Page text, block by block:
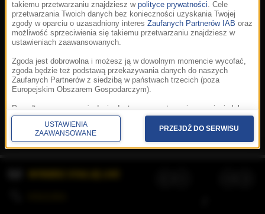
Korzystanie z portalu oznacza akceptację
Prywatność.Aplikacje.© 2026 Radio Muzyka
Fakty Grupa RMF sp. z o.o. sp. k.
takiemu przetwarzaniu znajdziesz w polityce prywatności. Cele
przetwarzania Twoich danych bez konieczności uzyskania Twojej
zgody w oparciu o uzasadniony interes Zaufanych Partnerów IAB oraz
możliwość sprzeciwienia się takiemu przetwarzaniu znajdziesz w
ustawieniach zaawansowanych.
Zgoda jest dobrowolna i możesz ją w dowolnym momencie wycofać,
zgoda będzie też podstawą przekazywania danych do naszych
Zaufanych Partnerów z siedzibą w państwach trzecich (poza
Europejskim Obszarem Gospodarczym).
Ponadto masz prawo żądania dostępu, sprostowania, usunięcia lub
ograniczenia przetwarzania danych, a także złożenia skargi do
Prezesa Urzędu Ochrony Danych Osobowych. W polityce prywatności
znajdziesz informacje jak wykonać swoje prawa. Szczegółowe
informacje na temat przetwarzania Twoich danych znajdują się w
USTAWIENIA
ZAAWANSOWANE
PRZEJDŹ DO SERWISU